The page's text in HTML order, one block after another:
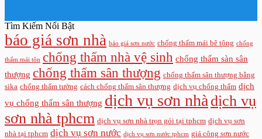
Tìm Kiếm Nổi Bật
báo giá sơn nhà báo giá sơn nước chống thấm mái bê tông chống
thấm mái tôn chống thấm nhà vệ sinh chống thấm sàn sân
thượng chống thấm sân thượng chống thấm sân thượng bằng
sika chống thấm tường cách chống thấm sân thượng dịch vụ chống thấm dịch
vụ chống thấm sân thượng dịch vụ sơn nhà dịch vụ
sơn nhà tphcm dịch vụ sơn nhà trọn gói tại tphcm dịch vụ sơn
nhà tại tphcm dịch vụ sơn nước dịch vụ sơn nước tphcm giá công sơn nước